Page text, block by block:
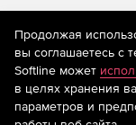
На
рекомендательные
предоставления
систематизации и
предпочтениям
находящихся на
Продолжая
вы соглашаетесь с
Softline может
в целях хранения
параметров и